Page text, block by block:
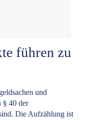
führen zu
und
§ 40 der
Die Aufzählung ist